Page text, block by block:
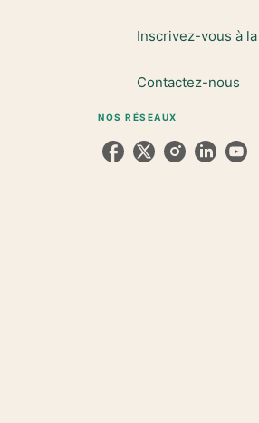
Inscrivez-vous à
Contactez-nous
NOS RÉSEAUX